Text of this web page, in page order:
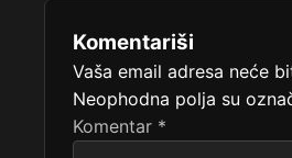
Komentariši
Vaša email adresa neće
Neophodna polja su
Komentar *